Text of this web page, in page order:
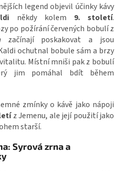
legend objevil účinky kávy
někdy kolem 9. století.
po požírání červených bobulí z
začínají poskakovat a jsou
ochutnal bobule sám a brzy
Místní mniši pak z bobulí
jim pomáhal bdít během
zmínky o kávě jako nápoji
z Jemenu, ale její použití jako
starší.
Syrová zrna a